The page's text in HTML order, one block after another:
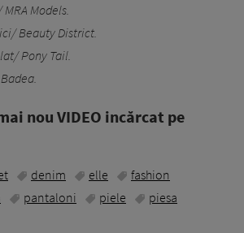
Models.
Beauty District.
Pony Tail.
nou VIDEO incărcat pe
denim elle
fashion
pantaloni piele
piesa